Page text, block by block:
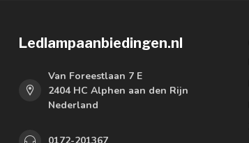
Ledlampaanbiedingen.nl
Van Foreestlaan 7 E
2404 HC Alphen aan den Rijn
Nederland